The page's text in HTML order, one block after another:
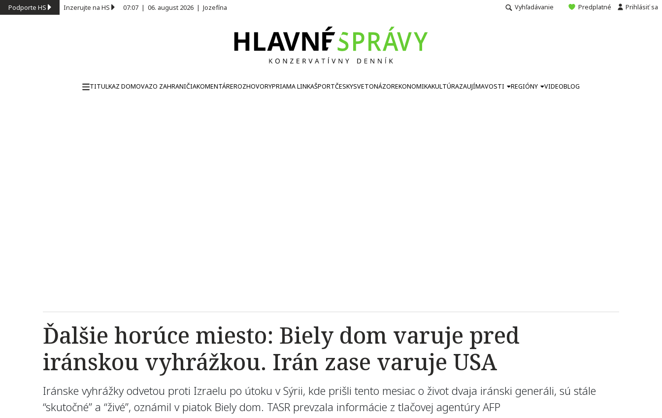
Podporte HS Inzerujte na HS 07:07 | 06. august 2026 | Jozefína Vyhľadávanie Predplatné Prihlásiť sa
TITULKAZ DOMOVAZO ZAHRANIČIAKOMENTÁREROZHOVORYPRIAMA LINKAŠPORTČESKYSVETONÁZOREKONOMIKAKULTÚRAZAUJÍMAVOSTI REGIÓNY VIDEOBLOG
Ďalšie horúce miesto: Biely dom varuje pred
iránskou vyhrážkou. Irán zase varuje USA
Iránske vyhrážky odvetou proti Izraelu po útoku v Sýrii, kde prišli tento mesiac o život dvaja iránski generáli, sú stále
“skutočné” a “živé”, oznámil v piatok Biely dom. TASR prevzala informácie z tlačovej agentúry AFP